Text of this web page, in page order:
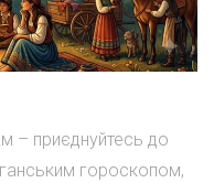
– приєднуйтесь до
гороскопом,